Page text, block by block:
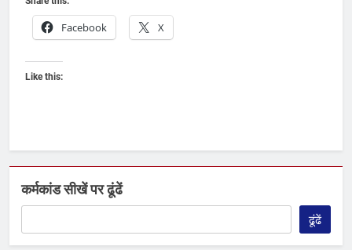
Facebook X
Like this:
कर्मकांड सीखें पर ढूंढें
ढूंढें